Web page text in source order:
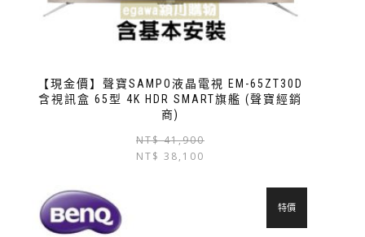
【現金價】聲寶SAMPO液晶電視 EM-65ZT30D
含視訊盒 65型 4K HDR SMART旗艦 (聲寶經銷
商)
NT$41,900
NT$ 38,100
特價